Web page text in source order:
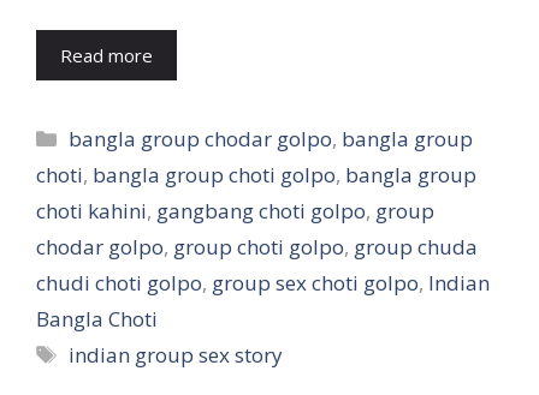
Read more
Categories
bangla group chodar golpo, bangla group
choti, bangla group choti golpo, bangla group
choti kahini, gangbang choti golpo, group
chodar golpo, group choti golpo, group chuda
chudi choti golpo, group sex choti golpo, Indian
Bangla Choti
Tags
indian group sex story